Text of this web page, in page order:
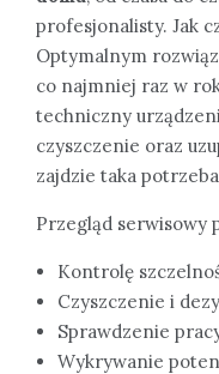
profesjonalisty. Jak
Optymalnym
co najmniej raz w
techniczny
czyszczenie oraz
zajdzie taka
Przegląd serwisowy
Kontrolę
Czyszczenie i
Sprawdzenie
Wykrywanie